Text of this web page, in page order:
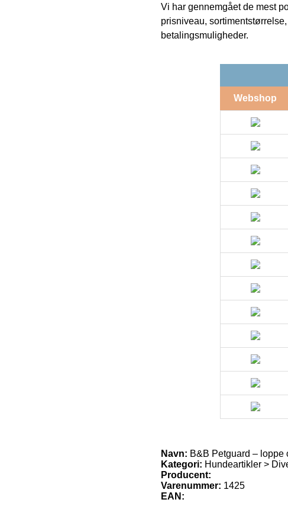
Vi har gennemgået de mest
prisniveau,
betalingsmuligheder.
Webshop
Navn: B&B Petguard – loppe
Kategori: Hundeartikler >
Producent:
Varenummer: 1425
EAN: